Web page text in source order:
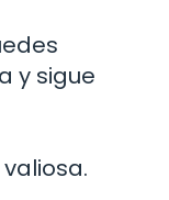
y sigue